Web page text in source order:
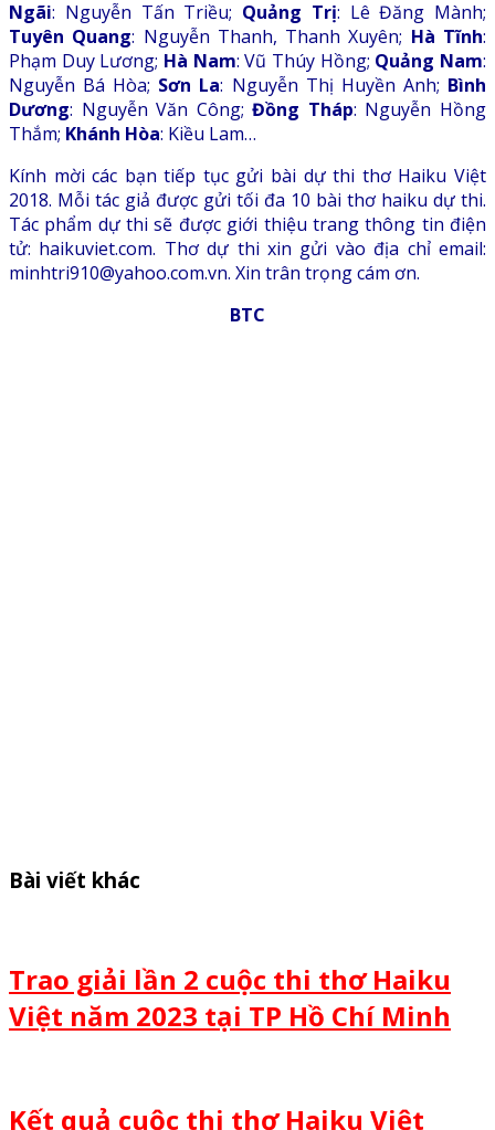
Ngãi: Nguyễn Tấn Triều; Quảng Trị: Lê Đăng Mành;
Tuyên Quang: Nguyễn Thanh, Thanh Xuyên; Hà Tĩnh:
Phạm Duy Lương; Hà Nam: Vũ Thúy Hồng; Quảng Nam:
Nguyễn Bá Hòa; Sơn La: Nguyễn Thị Huyền Anh; Bình
Dương: Nguyễn Văn Công;Đồng Tháp: Nguyễn Hồng
Thắm; Khánh Hòa: Kiều Lam…
Kính mời các bạn tiếp tục gửi bài dự thi thơ Haiku Việt
2018. Mỗi tác giả được gửi tối đa 10 bài thơ haiku dự thi.
Tác phẩm dự thi sẽ được giới thiệu trang thông tin điện
tử: haikuviet.com. Thơ dự thi xin gửi vào địa chỉ email:
minhtri910@yahoo.com.vn. Xin trân trọng cám ơn.
BTC
Bài viết khác
Trao giải lần 2 cuộc thi thơ Haiku
Việt năm 2023 tại TP Hồ Chí Minh
Kết quả cuộc thi thơ Haiku Việt